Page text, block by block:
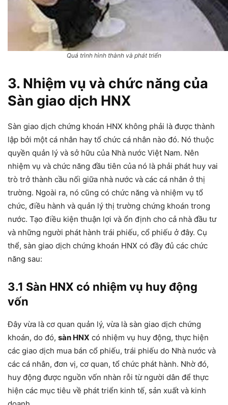
Quá trình hình thành và phát triển
3. Nhiệm vụ và chức năng của
Sàn giao dịch HNX
Sàn giao dịch chứng khoán HNX không phải là được thành
lập bởi một cá nhân hay tổ chức cá nhân nào đó. Nó thuộc
quyền quản lý và sở hữu của Nhà nước Việt Nam. Nên
nhiệm vụ và chức năng đầu tiên của nó là phải phát huy vai
trò trở thành cầu nối giữa nhà nước và các cá nhân ở thị
trường. Ngoài ra, nó cũng có chức năng và nhiệm vụ tổ
chức, điều hành và quản lý thị trường chứng khoán trong
nước. Tạo điều kiện thuận lợi và ổn định cho cả nhà đầu tư
và những người phát hành trái phiếu, cổ phiếu ở đây. Cụ
thể, sàn giao dịch chứng khoán HNX có đầy đủ các chức
năng sau:
3.1 Sàn HNX có nhiệm vụ huy động
vốn
Đây vừa là cơ quan quản lý, vừa là sàn giao dịch chứng
khoán, do đó, sàn HNX có nhiệm vụ huy động, thực hiện
các giao dịch mua bán cổ phiếu, trái phiếu do Nhà nước và
các cá nhân, đơn vị, cơ quan, tổ chức phát hành. Nhờ đó,
huy động được nguồn vốn nhàn rỗi từ người dân để thực
hiện các mục tiêu về phát triển kinh tế, sản xuất và kinh